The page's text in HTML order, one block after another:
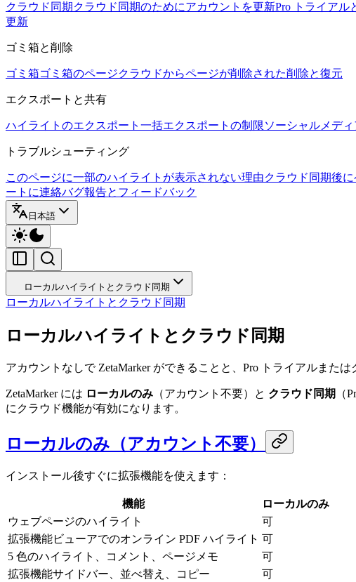
クラウド同期 クラウド同期のためにアカウントを更新Pro トライアル
更新
ゴミ箱と削除
ゴミ箱ゴミ箱のページクラウドからページが削除された削除と復元
エクスポートと共有
ハイライトのエクスポート 一括エクスポートの制限ソーシャルメデ
トラブルシューティング
このページに一部のハイライトが表示されない理由クラウド同期後
ートに連絡バグ報告とフィードバック
日本語
ローカルハイライトとクラウド同期
ローカルハイライトとクラウド同期
ローカルハイライトとクラウド同期
アカウントなしで ZetaMarker ができることと、Pro トライアルまた
ZetaMarker には ローカルのみ （アカウント不要）と クラウド同期
（
にクラウド機能が有効になります。
ローカルのみ（アカウント不要）
インストール後すぐに拡張機能を使えます：
機能
ローカルのみ
ウェブページのハイライト
可
拡張機能ビューアでのオンライン PDF ハイライト 可
5 色のハイライト、コメント、ページメモ
可
拡張機能サイドバー、並べ替え、コピー
可